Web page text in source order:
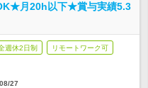
月20h以下★賞与実績5.3
週休2日制 リモートワーク可
27